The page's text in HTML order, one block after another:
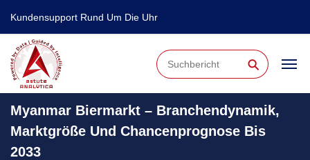
Kundensupport Rund Um Die Uhr
⚲
Myanmar Biermarkt – Branchendynamik,
Marktgröße Und Chancenprognose Bis
2033